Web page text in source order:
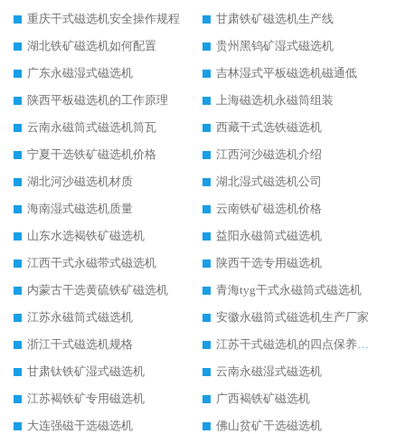
重庆干式磁选机安全操作规程
甘肃铁矿磁选机生产线
湖北铁矿磁选机如何配置
贵州黑钨矿湿式磁选机
广东永磁湿式磁选机
吉林湿式平板磁选机磁通低
陕西平板磁选机的工作原理
上海磁选机永磁筒组装
云南永磁筒式磁选机筒瓦
西藏干式选铁磁选机
宁夏干选铁矿磁选机价格
江西河沙磁选机介绍
湖北河沙磁选机材质
湖北湿式磁选机公司
海南湿式磁选机质量
云南铁矿磁选机价格
山东水选褐铁矿磁选机
益阳永磁筒式磁选机
江西干式永磁带式磁选机
陕西干选专用磁选机
内蒙古干选黄硫铁矿磁选机
青海tyg干式永磁筒式磁选机
江苏永磁筒式磁选机
安徽永磁筒式磁选机生产厂家
浙江干式磁选机规格
江苏干式磁选机的四点保养秘籍
甘肃钛铁矿湿式磁选机
云南永磁湿式磁选机
江苏褐铁矿专用磁选机
广西褐铁矿磁选机
大连强磁干选磁选机
佛山贫矿干选磁选机